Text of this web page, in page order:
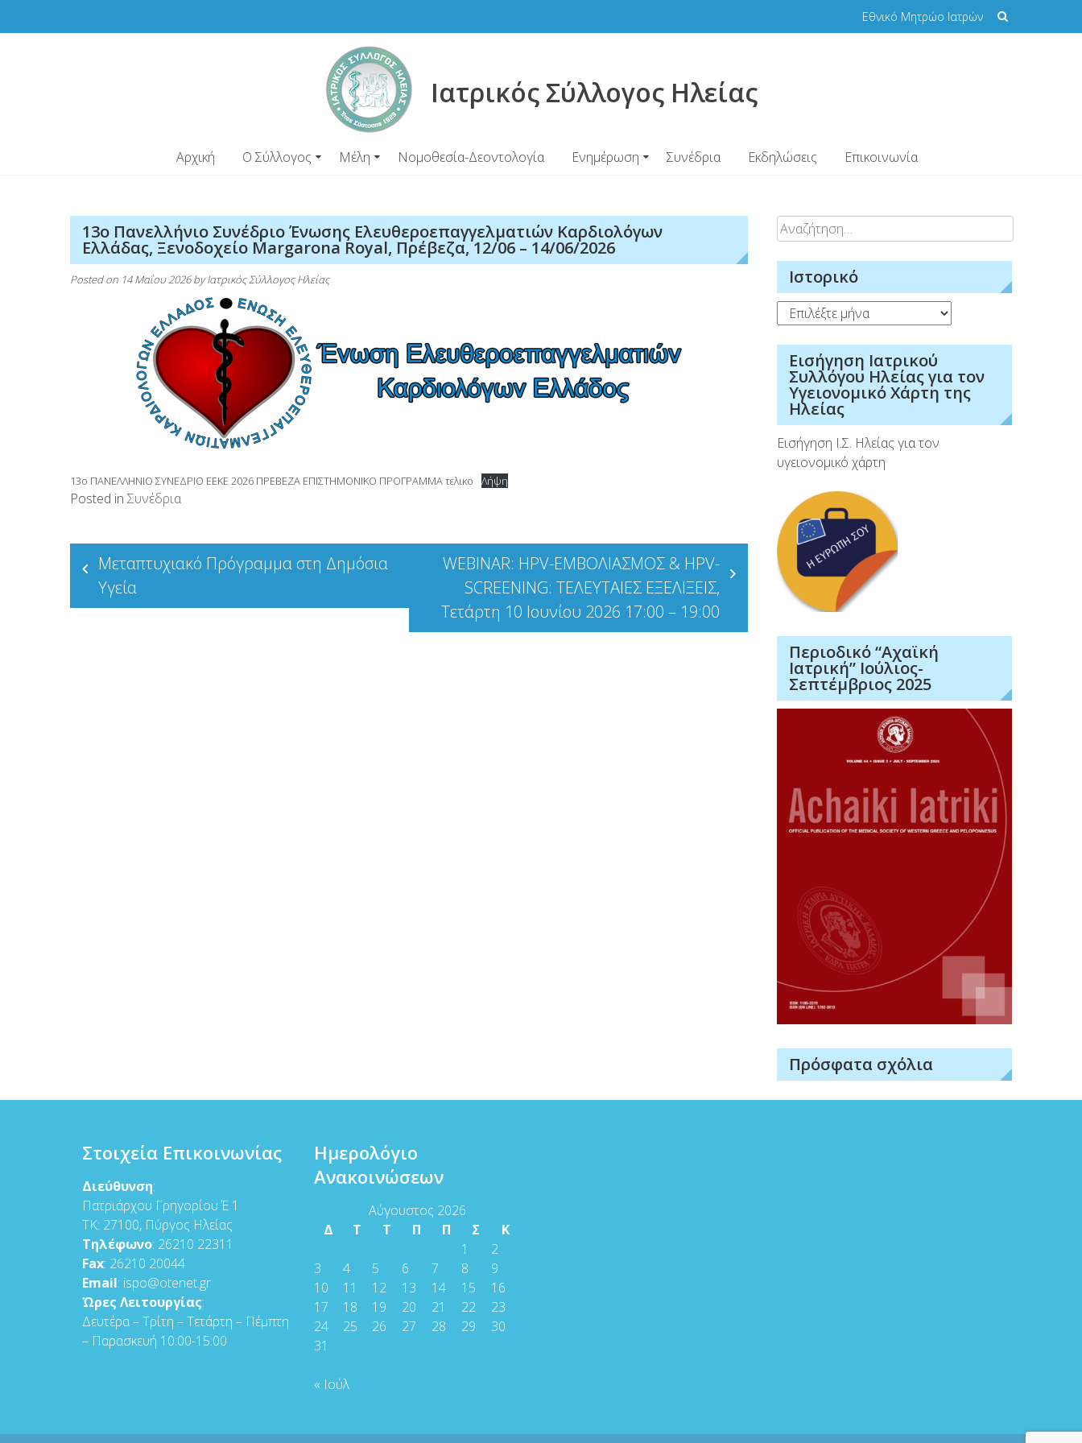
Εθνικό Μητρώο Ιατρών
Ιατρικός Σύλλογος Ηλείας
Αρχική Ο Σύλλογος Μέλη Νομοθεσία-Δεοντολογία Ενημέρωση Συνέδρια Εκδηλώσεις Επικοινωνία
13o Πανελλήνιο Συνέδριο Ένωσης Ελευθεροεπαγγελματιών Καρδιολόγων
Ελλάδας, Ξενοδοχείο Margarona Royal, Πρέβεζα, 12/06 – 14/06/2026
Posted on 14 Μαΐου 2026byΙατρικός Σύλλογος Ηλείας
13ο ΠΑΝΕΛΛΗΝΙΟ ΣΥΝΕΔΡΙΟ ΕΕΚΕ 2026 ΠΡΕΒΕΖΑ ΕΠΙΣΤΗΜΟΝΙΚΟ ΠΡΟΓΡΑΜΜΑ τελικο Λήψη
Posted in Συνέδρια
Πλοήγηση
άρθρων
Μεταπτυχιακό Πρόγραμμα στη Δημόσια
Υγεία
WEBINAR: HPV-ΕΜΒΟΛΙΑΣΜΟΣ & HPV-
SCREENING: ΤΕΛΕΥΤΑΙΕΣ ΕΞΕΛΙΞΕΙΣ,
Τετάρτη 10 Ιουνίου 2026 17:00 – 19:00
Αναζήτηση
για:
Ιστορικό
Ιστορικό
Εισήγηση Ιατρικού
Συλλόγου Ηλείας για τον
Υγειονομικό Χάρτη της
Ηλείας
Εισήγηση Ι.Σ. Ηλείας για τον
υγειονομικό χάρτη
Περιοδικό “Αχαϊκή
Ιατρική” Ιούλιος-
Σεπτέμβριος 2025
Πρόσφατα σχόλια
Στοιχεία Επικοινωνίας
Διεύθυνση:
Πατριάρχου Γρηγορίου Έ 1
ΤΚ: 27100, Πύργος Ηλείας
Τηλέφωνο: 26210 22311
Fax: 26210 20044
Email: ispo@otenet.gr
Ώρες Λειτουργίας:
Δευτέρα – Τρίτη – Τετάρτη – Πέμπτη
– Παρασκευή 10:00-15:00
Ημερολόγιο
Ανακοινώσεων
Αύγουστος 2026
Δ
Τ Τ Π Π Σ
Κ
1
2
3
4 5 6 7 8
9
10
11 12 13 14 15
16
17
18 19 20 21 22
23
24
25 26 27 28 29
30
31
« Ιούλ